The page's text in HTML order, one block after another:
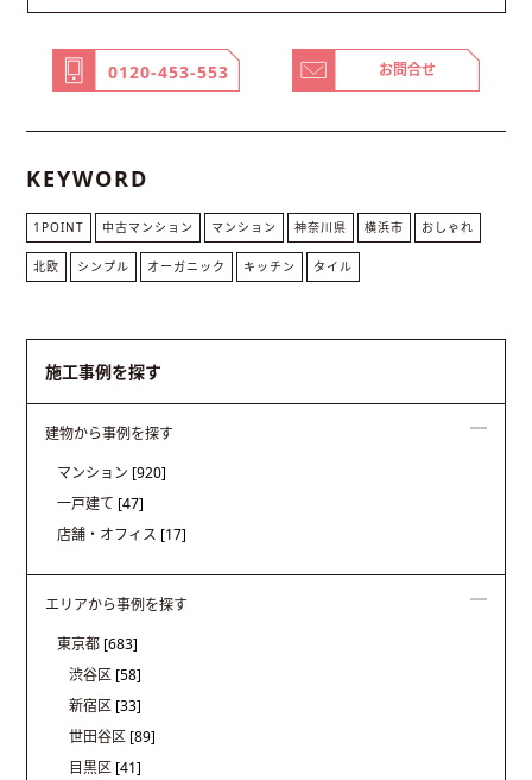
0120-453-553 お問合せ
KEYWORD
1POINT 中古マンション マンション 神奈川県 横浜市 おしゃれ
北欧 シンプル オーガニック キッチン タイル
施工事例を探す
建物から事例を探す
マンション [920]
一戸建て [47]
店舗・オフィス [17]
エリアから事例を探す
東京都 [683]
渋谷区 [58]
新宿区 [33]
世田谷区 [89]
目黒区 [41]